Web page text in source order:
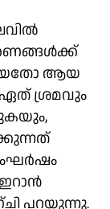
ആയ
ശ്രമവും
പറയുന്നു.